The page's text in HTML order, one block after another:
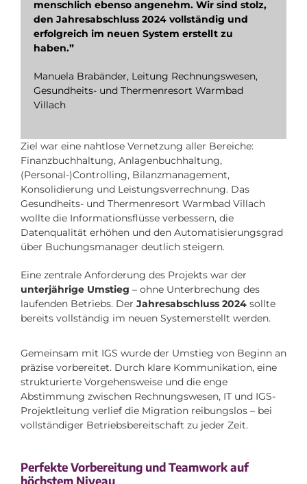
menschlich ebenso angenehm. Wir sind stolz,
den Jahresabschluss 2024 vollständig und
erfolgreich im neuen System erstellt zu
haben.”
Manuela Brabänder, Leitung Rechnungswesen,
Gesundheits- und Thermenresort Warmbad
Villach
Ziel war eine nahtlose Vernetzung aller Bereiche:
Finanzbuchhaltung, Anlagenbuchhaltung,
(Personal-)Controlling, Bilanzmanagement,
Konsolidierung und Leistungsverrechnung. Das
Gesundheits- und Thermenresort Warmbad Villach
wollte die Informationsflüsse verbessern, die
Datenqualität erhöhen und den Automatisierungsgrad
über Buchungsmanager deutlich steigern.
Eine zentrale Anforderung des Projekts war der
unterjährige Umstieg – ohne Unterbrechung des
laufenden Betriebs. Der Jahresabschluss 2024 sollte
bereits vollständig im neuen Systemerstellt werden.
Gemeinsam mit IGS wurde der Umstieg von Beginn an
präzise vorbereitet. Durch klare Kommunikation, eine
strukturierte Vorgehensweise und die enge
Abstimmung zwischen Rechnungswesen, IT und IGS-
Projektleitung verlief die Migration reibungslos – bei
vollständiger Betriebsbereitschaft zu jeder Zeit.
Perfekte Vorbereitung und Teamwork auf
höchstem Niveau